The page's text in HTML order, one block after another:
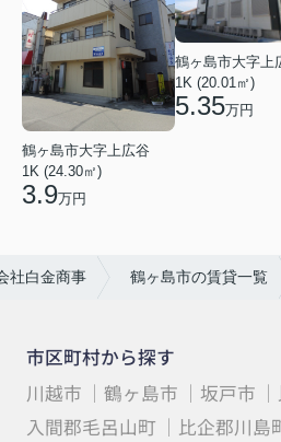
鶴ヶ島市大字上広谷
1K (24.30㎡)
3.9万円
鶴ヶ島市大字上
1K (20.01㎡)
5.35万円
社白金商事 鶴ヶ島市の賃貸一覧
市区町村から探す
川越市
鶴ヶ島市 坂戸市
入間郡毛呂山町
比企郡川島